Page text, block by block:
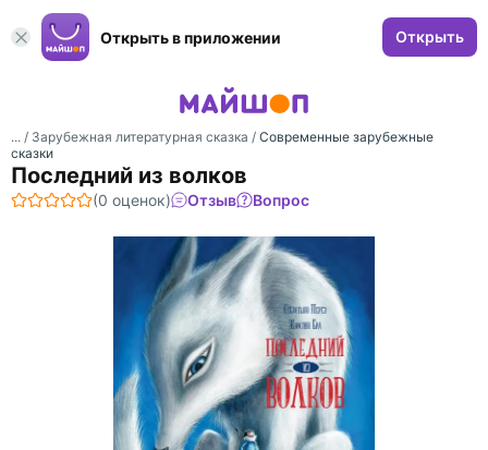
Открыть в приложении Открыть
... / Зарубежная литературная сказка / Современные зарубежные
сказки
Последний из волков
(0 оценок) Отзыв Вопрос